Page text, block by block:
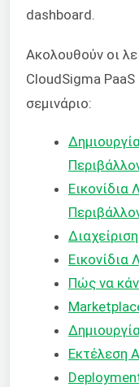
dashboard.
Ακολουθούν οι
CloudSigma
σεμινάριο:
Εικονίδια
Εικονίδια
Πώς να
Εκτέλεση